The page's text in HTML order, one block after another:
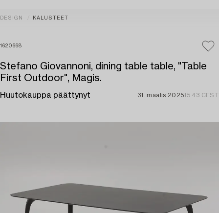
DESIGN KALUSTEET
1620668
Stefano Giovannoni, dining table table, "Table
First Outdoor", Magis.
Huutokauppa päättynyt 31. maalis 202515:43 CEST